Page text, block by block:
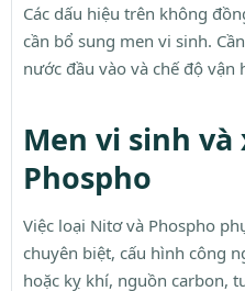
Các dấu hiệu trên không
cần bổ sung men vi sinh.
nước đầu vào và chế độ vận
Men vi sinh
Phospho
Việc loại Nitơ và Phospho
chuyên biệt, cấu hình công
hoặc kỵ khí, nguồn carbon,